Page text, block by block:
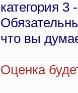
категория 3
что вы
Оценка